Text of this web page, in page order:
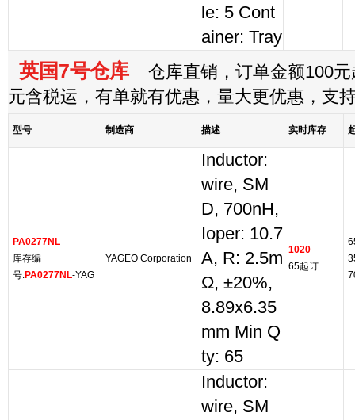
le: 5 Cont
ainer: Tray
英国7号仓库 仓库直销，订单金额100元
元含税运，有单就有优惠，量大更优惠，支
型号 制造商 描述 实时库存
PA0277NL
库存编
号:PA0277NL-YAG
YAGEO Corporation
Inductor:
wire, SM
D, 700nH,
Ioper: 10.7
A, R: 2.5m
Ω, ±20%,
8.89x6.35
mm Min Q
ty: 65
1020
65起订
Inductor:
wire, SM